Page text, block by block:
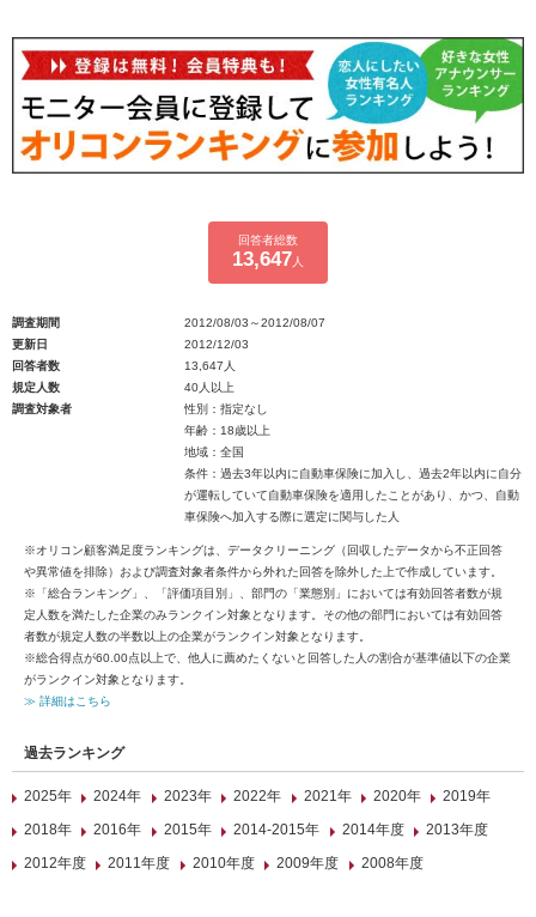
回答者総数
13,647 人
調査期間
2012/08/03～2012/08/07
更新日
2012/12/03
回答者数
13,647人
規定人数
40人以上
調査対象者
性別：指定なし
年齢：18歳以上
地域：全国
条件：過去3年以内に自動車保険に加入し、過去2年以内に自分
が運転していて自動車保険を適用したことがあり、かつ、自動
車保険へ加入する際に選定に関与した人
※オリコン顧客満足度ランキングは、データクリーニング（回収したデータから不正回答
や異常値を排除）および調査対象者条件から外れた回答を除外した上で作成しています。
※「総合ランキング」、「評価項目別」、部門の「業態別」においては有効回答者数が規
定人数を満たした企業のみランクイン対象となります。その他の部門においては有効回答
者数が規定人数の半数以上の企業がランクイン対象となります。
※総合得点が60.00点以上で、他人に薦めたくないと回答した人の割合が基準値以下の企業
がランクイン対象となります。
≫ 詳細はこちら
過去ランキング
2025年 2024年 2023年 2022年 2021年 2020年
2019年
2018年
2016年 2015年 2014-2015年 2014年度
2013年度
2012年度
2011年度 2010年度 2009年度 2008年度